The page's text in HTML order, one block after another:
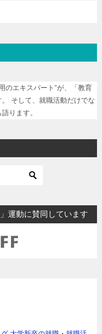
のエキスパート”が、「教育
そして、就職活動だけでな
ります。
運動に賛同しています